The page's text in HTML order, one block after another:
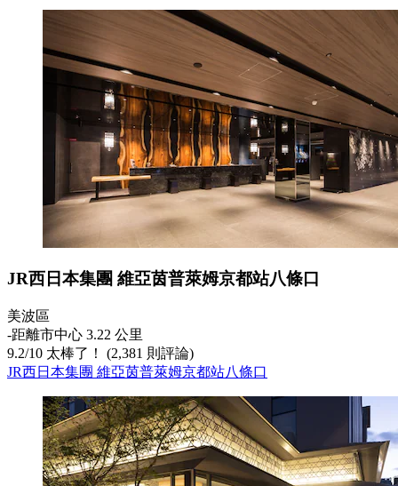
JR西日本集團 維亞茵普萊姆京都站八條口
美波區
‐距離市中心 3.22 公里
9.2/10 太棒了！ (2,381 則評論)
JR西日本集團 維亞茵普萊姆京都站八條口